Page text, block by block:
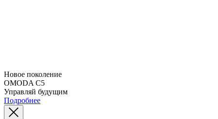
Новое поколение
OMODA C5
Управляй будущим
Подробнее